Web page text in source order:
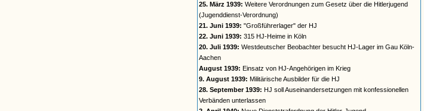
25. März 1939: Weitere Verordnungen zum Gesetz über die Hitlerjugend
(Jugenddienst-Verordnung)
21. Juni 1939: "Großführerlager" der HJ
22. Juni 1939: 315 HJ-Heime in Köln
20. Juli 1939: Westdeutscher Beobachter besucht HJ-Lager im Gau Köln-
Aachen
August 1939: Einsatz von HJ-Angehörigen im Krieg
9. August 1939: Militärische Ausbilder für die HJ
28. September 1939: HJ soll Auseinandersetzungen mit konfessionellen
Verbänden unterlassen